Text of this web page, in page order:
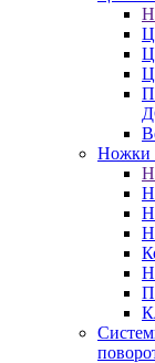
Ножки